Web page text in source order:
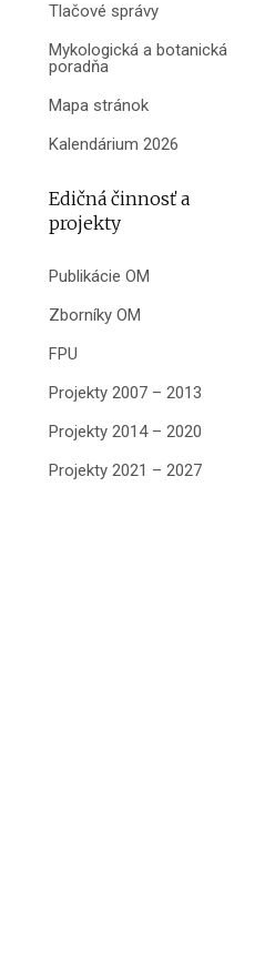
Tlačové správy
Mykologická a botanická
poradňa
Mapa stránok
Kalendárium 2026
Edičná činnosť a
projekty
Publikácie OM
Zborníky OM
FPU
Projekty 2007 – 2013
Projekty 2014 – 2020
Projekty 2021 – 2027